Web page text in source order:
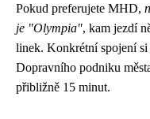
Pokud preferujete MHD,
je "Olympia", kam jezdí
linek. Konkrétní spojení si
Dopravního podniku
přibližně 15 minut.